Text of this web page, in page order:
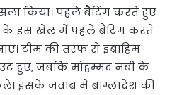
किया। पहले बैटिंग करते हुए
के इस खेल में पहले बैटिंग करते
टीम की तरफ से इब्राहिम
हुए, जबकि मोहम्मद नबी के
इसके जवाब में बांग्लादेश की